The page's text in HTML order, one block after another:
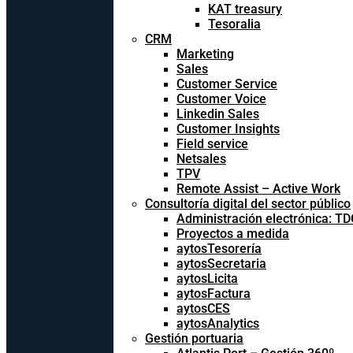
KAT treasury
Tesoralia
CRM
Marketing
Sales
Customer Service
Customer Voice
Linkedin Sales
Customer Insights
Field service
Netsales
TPV
Remote Assist – Active Work
Consultoría digital del sector público
Administración electrónica:
Proyectos a medida
aytosTesorería
aytosSecretaria
aytosLicita
aytosFactura
aytosCES
aytosAnalytics
Gestión portuaria